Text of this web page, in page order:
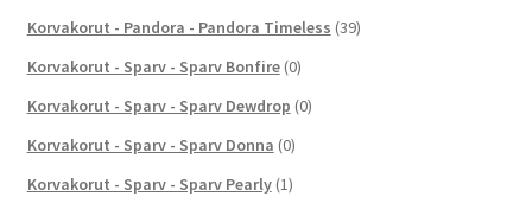
Korvakorut - Pandora - Pandora Timeless (39)
Korvakorut - Sparv - Sparv Bonfire (0)
Korvakorut - Sparv - Sparv Dewdrop (0)
Korvakorut - Sparv - Sparv Donna (0)
Korvakorut - Sparv - Sparv Pearly (1)